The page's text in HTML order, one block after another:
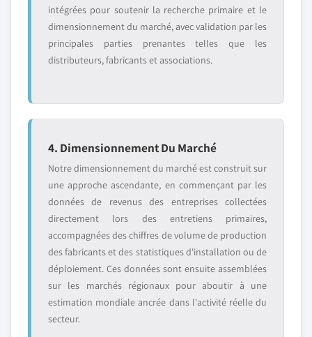
intégrées pour soutenir la recherche primaire et le
dimensionnement du marché, avec validation par les
principales parties prenantes telles que les
distributeurs, fabricants et associations.
4. Dimensionnement Du Marché
Notre dimensionnement du marché est construit sur
une approche ascendante, en commençant par les
données de revenus des entreprises collectées
directement lors des entretiens primaires,
accompagnées des chiffres de volume de production
des fabricants et des statistiques d'installation ou de
déploiement. Ces données sont ensuite assemblées
sur les marchés régionaux pour aboutir à une
estimation mondiale ancrée dans l'activité réelle du
secteur.